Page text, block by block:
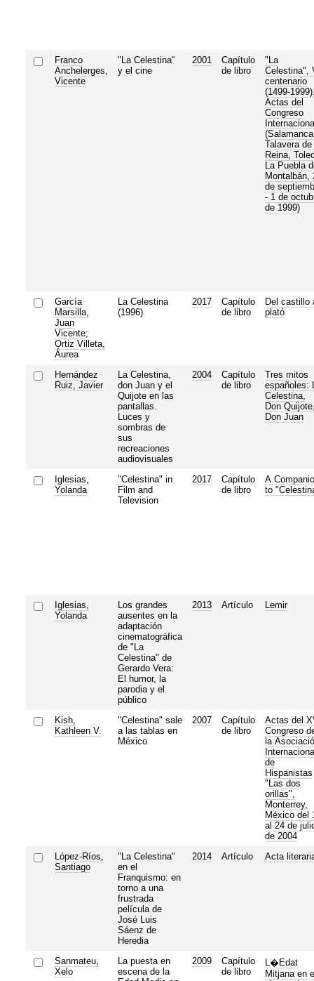
Franco
Anchelerges,
Vicente
"La Celestina"
y el cine
2001
Capítulo
de libro
"La
Celestina",
centenario
(1499-
Actas del
Congreso
Talavera de
Reina,
La Puebla
Montalbán,
de
- 1 de
de 1999)
García
Marsilla,
Juan
Vicente;
Ortiz Villeta,
Áurea
La Celestina
(1996)
2017
Capítulo
de libro
Del castillo
plató
Hernández
Ruiz, Javier
La Celestina,
don Juan y el
Quijote en las
pantallas.
Luces y
sombras de
sus
recreaciones
audiovisuales
2004
Capítulo
de libro
Tres mitos
españoles:
Celestina,
Don
Don Juan
Iglesias,
Yolanda
"Celestina" in
Film and
Television
2017
Capítulo
de libro
A
to
Iglesias,
Yolanda
Los grandes
ausentes en la
adaptación
cinematográfica
de "La
Celestina" de
Gerardo Vera:
El humor, la
parodia y el
público
2013 Artículo Lemir
Kish,
Kathleen V.
"Celestina" sale
a las tablas en
México
2007
Capítulo
de libro
Actas del
Congreso
la
de
Hispanistas
"Las dos
orillas",
Monterrey,
México del
al 24 de
de 2004
López-Ríos,
Santiago
"La Celestina"
en el
Franquismo: en
torno a una
frustrada
película de
José Luis
Sáenz de
Heredia
2014 Artículo Acta
Sanmateu,
Xelo
La puesta en
escena de la
2009
Capítulo
de libro
L�Edat
Mitjana en